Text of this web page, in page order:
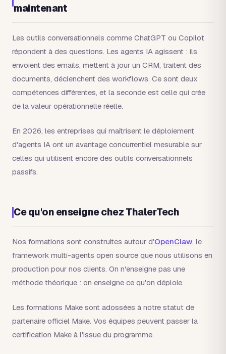
maintenant
Les outils conversationnels comme ChatGPT ou Copilot
répondent à des questions. Les agents IA agissent : ils
envoient des emails, mettent à jour un CRM, traitent des
documents, déclenchent des workflows. Ce sont deux
compétences différentes, et la seconde est celle qui crée
de la valeur opérationnelle réelle.
En 2026, les entreprises qui maîtrisent le déploiement
d'agents IA ont un avantage concurrentiel mesurable sur
celles qui utilisent encore des outils conversationnels
passifs.
Ce qu'on enseigne chez ThalerTech
Nos formations sont construites autour d'OpenClaw, le
framework multi-agents open source que nous utilisons en
production pour nos clients. On n'enseigne pas une
méthode théorique : on enseigne ce qu'on déploie.
Les formations Make sont adossées à notre statut de
partenaire officiel Make. Vos équipes peuvent passer la
certification Make à l'issue du programme.